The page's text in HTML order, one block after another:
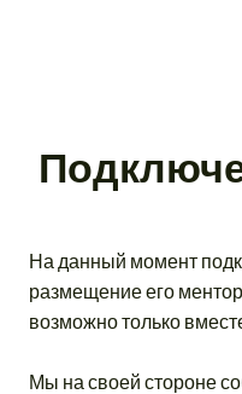
На данный момент
размещение его
возможно только
Мы на своей стороне